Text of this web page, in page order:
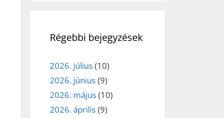
Régebbi bejegyzések
2026. július(10)
2026. június(9)
2026. május(10)
2026. április(9)